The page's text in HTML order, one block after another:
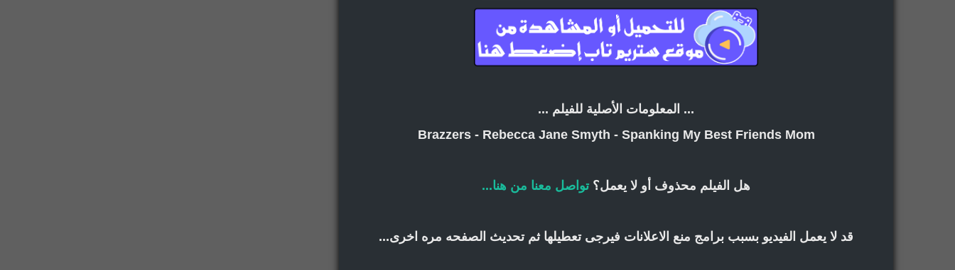
... المعلومات الأصلية للفيلم ...
Brazzers - Rebecca Jane Smyth - Spanking My Best Friends Mom
هل الفيلم محذوف أو لا يعمل؟ تواصل معنا من هنا...
قد لا يعمل الفيديو بسبب برامج منع الاعلانات فيرجى تعطيلها ثم تحديث الصفحه مره اخرى...